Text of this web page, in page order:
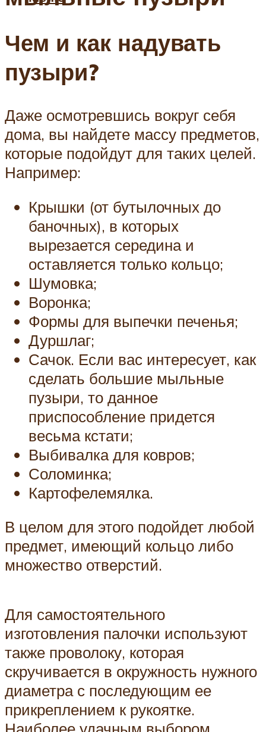
Чем и как надувать
пузыри?
Даже осмотревшись вокруг себя
дома, вы найдете массу предметов,
которые подойдут для таких целей.
Например:
Крышки (от бутылочных до
баночных), в которых
вырезается середина и
оставляется только кольцо;
Шумовка;
Воронка;
Формы для выпечки печенья;
Дуршлаг;
Сачок. Если вас интересует, как
сделать большие мыльные
пузыри, то данное
приспособление придется
весьма кстати;
Выбивалка для ковров;
Соломинка;
Картофелемялка.
В целом для этого подойдет любой
предмет, имеющий кольцо либо
множество отверстий.
Для самостоятельного
изготовления палочки используют
также проволоку, которая
скручивается в окружность нужного
диаметра с последующим ее
прикреплением к рукоятке.